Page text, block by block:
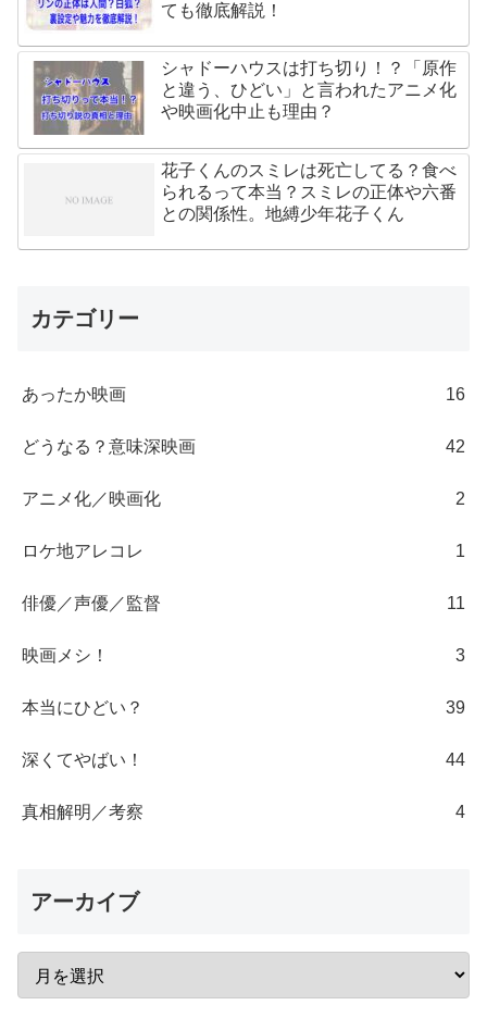
ても徹底解説！
シャドーハウスは打ち切り！？「原作
と違う、ひどい」と言われたアニメ化
や映画化中止も理由？
花子くんのスミレは死亡してる？食べ
られるって本当？スミレの正体や六番
との関係性。地縛少年花子くん
カテゴリー
あったか映画 16
どうなる？意味深映画 42
アニメ化／映画化 2
ロケ地アレコレ 1
俳優／声優／監督 11
映画メシ！ 3
本当にひどい？ 39
深くてやばい！ 44
真相解明／考察 4
アーカイブ